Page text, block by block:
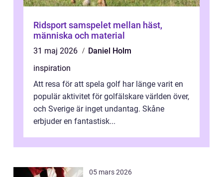
Ridsport samspelet mellan häst,
människa och material
31 maj 2026
Daniel Holm
inspiration
Att resa för att spela golf har länge varit en
populär aktivitet för golfälskare världen över,
och Sverige är inget undantag. Skåne
erbjuder en fantastisk...
05 mars 2026